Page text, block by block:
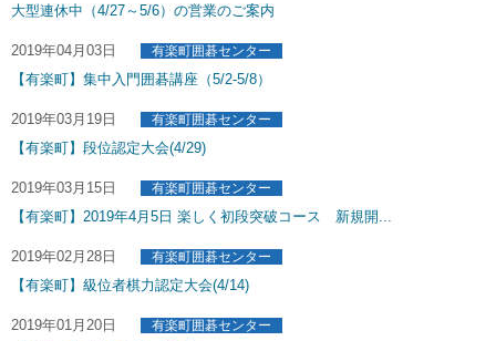
大型連休中（4/27～5/6）の営業のご案内
2019年04月03日 有楽町囲碁センター
【有楽町】集中入門囲碁講座（5/2-5/8）
2019年03月19日 有楽町囲碁センター
【有楽町】段位認定大会(4/29)
2019年03月15日 有楽町囲碁センター
【有楽町】2019年4月5日 楽しく初段突破コース 新規開...
2019年02月28日 有楽町囲碁センター
【有楽町】級位者棋力認定大会(4/14)
2019年01月20日 有楽町囲碁センター